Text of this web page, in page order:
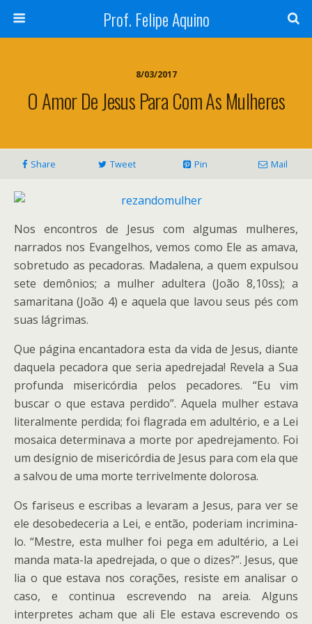
Prof. Felipe Aquino
8/03/2017
O Amor De Jesus Para Com As Mulheres
Share Tweet Pin Mail
Nos encontros de Jesus com algumas mulheres,
narrados nos Evangelhos, vemos como Ele as amava,
sobretudo as pecadoras. Madalena, a quem expulsou
sete demônios; a mulher adultera (João 8,10ss); a
samaritana (João 4) e aquela que lavou seus pés com
suas lágrimas.
Que página encantadora esta da vida de Jesus, diante
daquela pecadora que seria apedrejada! Revela a Sua
profunda misericórdia pelos pecadores. “Eu vim
buscar o que estava perdido”. Aquela mulher estava
literalmente perdida; foi flagrada em adultério, e a Lei
mosaica determinava a morte por apedrejamento. Foi
um desígnio de misericórdia de Jesus para com ela que
a salvou de uma morte terrivelmente dolorosa.
Os fariseus e escribas a levaram a Jesus, para ver se
ele desobedeceria a Lei, e então, poderiam incrimina-
lo. “Mestre, esta mulher foi pega em adultério, a Lei
manda mata-la apedrejada, o que o dizes?”. Jesus, que
lia o que estava nos corações, resiste em analisar o
caso, e continua escrevendo na areia. Alguns
interpretes acham que ali Ele estava escrevendo os